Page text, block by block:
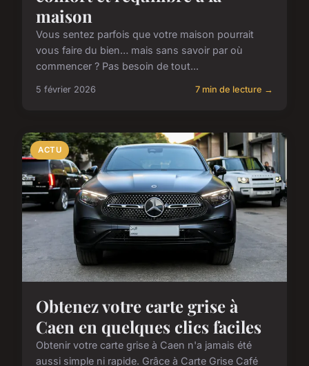
maison
Vous sentez parfois que votre maison pourrait
vous faire du bien… mais sans savoir par où
commencer ? Pas besoin de tout...
5 février 2026 7 min de lecture →
ACTU
Obtenez votre carte grise à
Caen en quelques clics faciles
Obtenir votre carte grise à Caen n'a jamais été
aussi simple ni rapide. Grâce à Carte Grise Café